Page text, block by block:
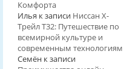
Комфорта
Илья к записи Ниссан Х-
Трейл T32: Путешествие по
всемирной культуре и
современным технологиям
Семёнк записи